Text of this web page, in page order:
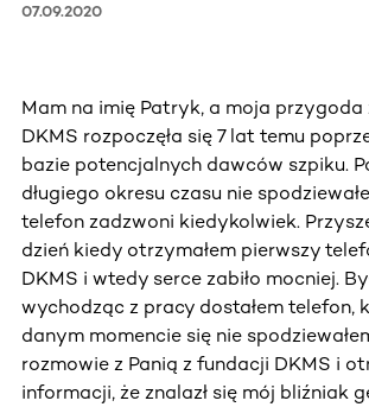
07.09.2020
Mam na imię Patryk, a moja przygoda
DKMS rozpoczęła się 7 lat temu
bazie potencjalnych dawców szpiku.
długiego okresu czasu nie
telefon zadzwoni kiedykolwiek.
dzień kiedy otrzymałem pierwszy
DKMS i wtedy serce zabiło mocniej.
wychodząc z pracy dostałem telefon,
danym momencie się nie
rozmowie z Panią z fundacji DKMS i
informacji, że znalazł się mój bliźniak